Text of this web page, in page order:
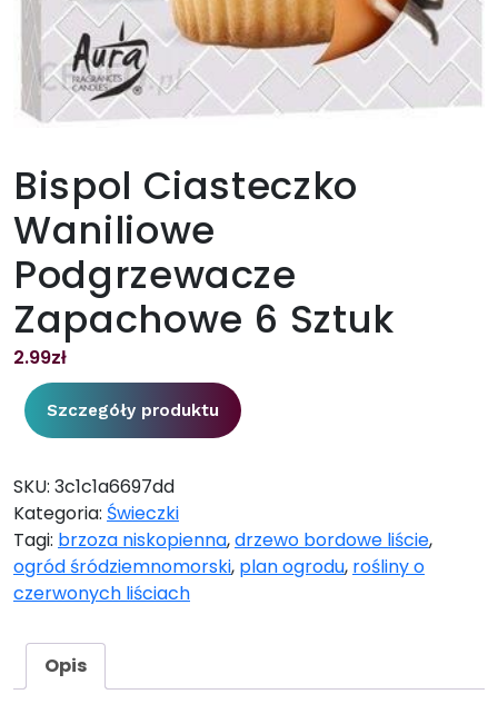
Bispol Ciasteczko
Waniliowe
Podgrzewacze
Zapachowe 6 Sztuk
2.99zł
Szczegóły produktu
SKU: 3c1c1a6697dd
Kategoria: Świeczki
Tagi: brzoza niskopienna,drzewo bordowe liście,
ogród śródziemnomorski, plan ogrodu, rośliny o
czerwonych liściach
Opis